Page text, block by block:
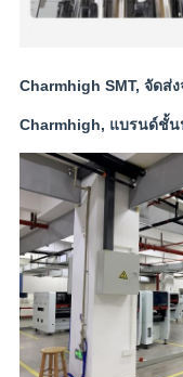
Charmhigh SMT, จัดส่
Charmhigh, แบรนด์ชั้